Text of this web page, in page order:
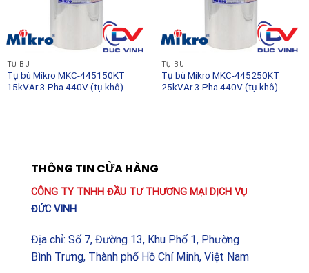
TỤ BÙ
Tụ bù Mikro MKC-445150KT
15kVAr 3 Pha 440V (tụ khô)
TỤ BÙ
Tụ bù Mikro MKC-445250KT
25kVAr 3 Pha 440V (tụ khô)
THÔNG TIN CỬA HÀNG
CÔNG TY TNHH ĐẦU TƯ THƯƠNG MẠI DỊCH VỤ
ĐỨC VINH
Địa chỉ: Số 7, Đường 13, Khu Phố 1, Phường
Bình Trưng, Thành phố Hồ Chí Minh, Việt Nam